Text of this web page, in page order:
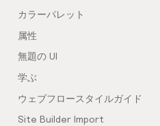
カラーパレット
属性
無題の UI
学ぶ
ウェブフロースタイルガイド
Site Builder Import